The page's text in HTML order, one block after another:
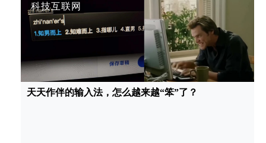
科技互联网
天天作伴的输入法，怎么越来越“笨”了？